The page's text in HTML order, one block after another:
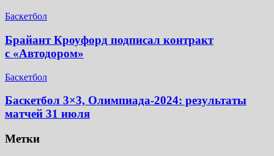
Баскетбол
Брайант Кроуфорд подписал контракт
с «Автодором»
Баскетбол
Баскетбол 3×3, Олимпиада-2024: результаты
матчей 31 июля
Метки